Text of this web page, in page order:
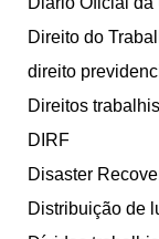
Direito do
direito
Direitos
DIRF
Disaster
Distribuição de